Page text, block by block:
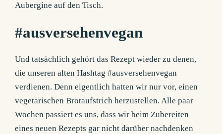
Aubergine auf den Tisch.
#ausversehenvegan
Und tatsächlich gehört das Rezept wieder zu denen,
die unseren alten Hashtag #ausversehenvegan
verdienen. Denn eigentlich hatten wir nur vor, einen
vegetarischen Brotaufstrich herzustellen. Alle paar
Wochen passiert es uns, dass wir beim Zubereiten
eines neuen Rezepts gar nicht darüber nachdenken